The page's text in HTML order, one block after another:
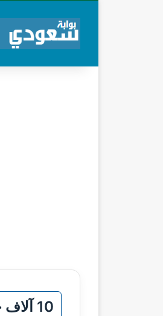
10 آلاف جنيه.. شروط وخطوات التقديم على وظائف مترو الأنفاق 2025 عبر موقع الهيئة